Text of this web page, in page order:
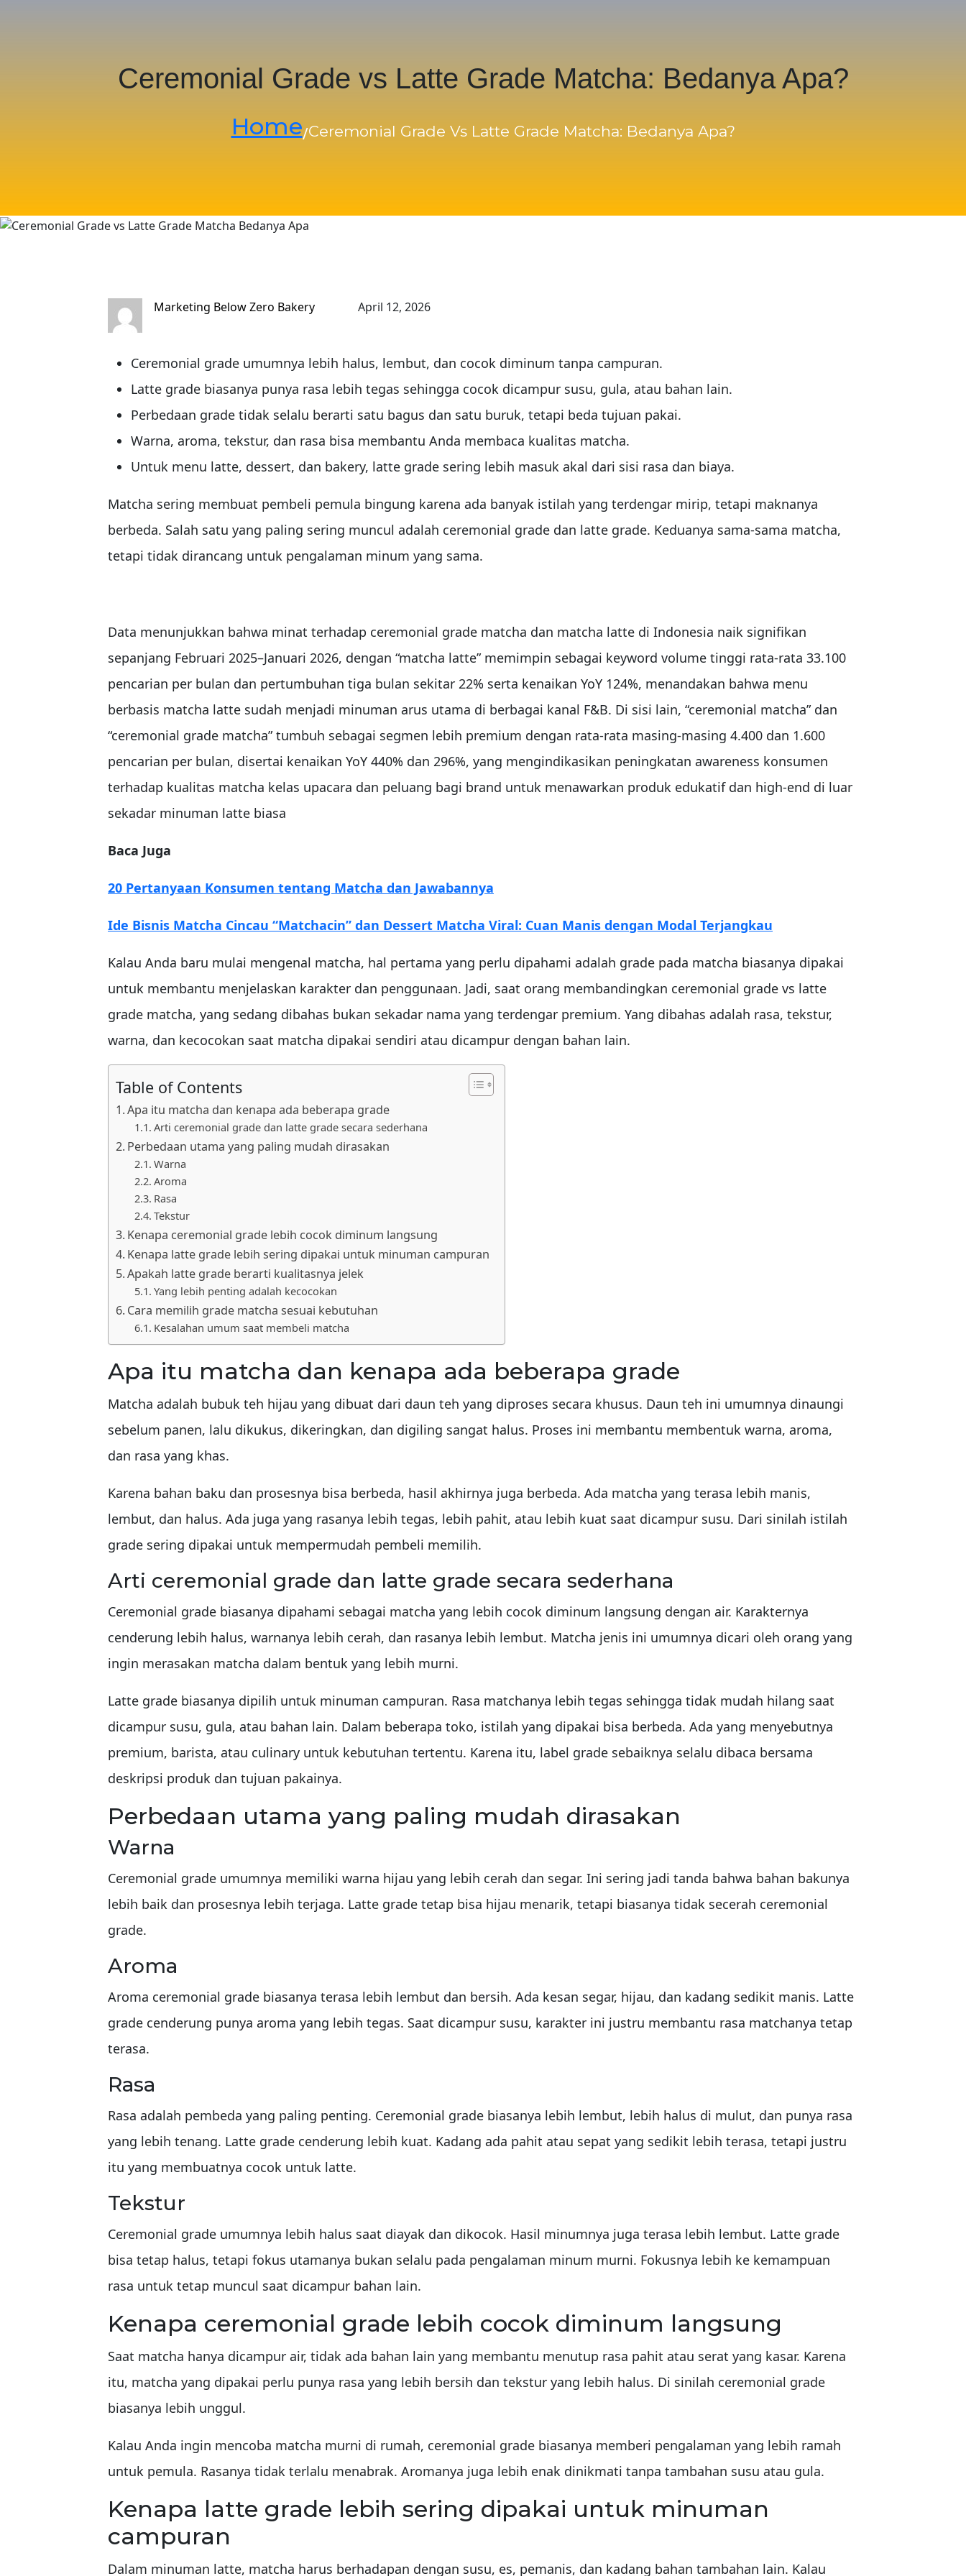
Ceremonial Grade vs Latte Grade Matcha: Bedanya Apa?
Home/Ceremonial Grade Vs Latte Grade Matcha: Bedanya Apa?
Marketing Below Zero Bakery April 12, 2026
Ceremonial grade umumnya lebih halus, lembut, dan cocok diminum tanpa campuran.
Latte grade biasanya punya rasa lebih tegas sehingga cocok dicampur susu, gula, atau bahan lain.
Perbedaan grade tidak selalu berarti satu bagus dan satu buruk, tetapi beda tujuan pakai.
Warna, aroma, tekstur, dan rasa bisa membantu Anda membaca kualitas matcha.
Untuk menu latte, dessert, dan bakery, latte grade sering lebih masuk akal dari sisi rasa dan biaya.
Matcha sering membuat pembeli pemula bingung karena ada banyak istilah yang terdengar mirip, tetapi maknanya
berbeda. Salah satu yang paling sering muncul adalah ceremonial grade dan latte grade. Keduanya sama-sama matcha,
tetapi tidak dirancang untuk pengalaman minum yang sama.
Data menunjukkan bahwa minat terhadap ceremonial grade matcha dan matcha latte di Indonesia naik signifikan
sepanjang Februari 2025–Januari 2026, dengan “matcha latte” memimpin sebagai keyword volume tinggi rata‑rata 33.100
pencarian per bulan dan pertumbuhan tiga bulan sekitar 22% serta kenaikan YoY 124%, menandakan bahwa menu
berbasis matcha latte sudah menjadi minuman arus utama di berbagai kanal F&B. Di sisi lain, “ceremonial matcha” dan
“ceremonial grade matcha” tumbuh sebagai segmen lebih premium dengan rata‑rata masing‑masing 4.400 dan 1.600
pencarian per bulan, disertai kenaikan YoY 440% dan 296%, yang mengindikasikan peningkatan awareness konsumen
terhadap kualitas matcha kelas upacara dan peluang bagi brand untuk menawarkan produk edukatif dan high‑end di luar
sekadar minuman latte biasa
Baca Juga
20 Pertanyaan Konsumen tentang Matcha dan Jawabannya
Ide Bisnis Matcha Cincau “Matchacin” dan Dessert Matcha Viral: Cuan Manis dengan Modal Terjangkau
Kalau Anda baru mulai mengenal matcha, hal pertama yang perlu dipahami adalah grade pada matcha biasanya dipakai
untuk membantu menjelaskan karakter dan penggunaan. Jadi, saat orang membandingkan ceremonial grade vs latte
grade matcha, yang sedang dibahas bukan sekadar nama yang terdengar premium. Yang dibahas adalah rasa, tekstur,
warna, dan kecocokan saat matcha dipakai sendiri atau dicampur dengan bahan lain.
Table of Contents
Apa itu matcha dan kenapa ada beberapa grade
Arti ceremonial grade dan latte grade secara sederhana
Perbedaan utama yang paling mudah dirasakan
Warna
Aroma
Rasa
Tekstur
Kenapa ceremonial grade lebih cocok diminum langsung
Kenapa latte grade lebih sering dipakai untuk minuman campuran
Apakah latte grade berarti kualitasnya jelek
Yang lebih penting adalah kecocokan
Cara memilih grade matcha sesuai kebutuhan
Kesalahan umum saat membeli matcha
Apa itu matcha dan kenapa ada beberapa grade
Matcha adalah bubuk teh hijau yang dibuat dari daun teh yang diproses secara khusus. Daun teh ini umumnya dinaungi
sebelum panen, lalu dikukus, dikeringkan, dan digiling sangat halus. Proses ini membantu membentuk warna, aroma,
dan rasa yang khas.
Karena bahan baku dan prosesnya bisa berbeda, hasil akhirnya juga berbeda. Ada matcha yang terasa lebih manis,
lembut, dan halus. Ada juga yang rasanya lebih tegas, lebih pahit, atau lebih kuat saat dicampur susu. Dari sinilah istilah
grade sering dipakai untuk mempermudah pembeli memilih.
Arti ceremonial grade dan latte grade secara sederhana
Ceremonial grade biasanya dipahami sebagai matcha yang lebih cocok diminum langsung dengan air. Karakternya
cenderung lebih halus, warnanya lebih cerah, dan rasanya lebih lembut. Matcha jenis ini umumnya dicari oleh orang yang
ingin merasakan matcha dalam bentuk yang lebih murni.
Latte grade biasanya dipilih untuk minuman campuran. Rasa matchanya lebih tegas sehingga tidak mudah hilang saat
dicampur susu, gula, atau bahan lain. Dalam beberapa toko, istilah yang dipakai bisa berbeda. Ada yang menyebutnya
premium, barista, atau culinary untuk kebutuhan tertentu. Karena itu, label grade sebaiknya selalu dibaca bersama
deskripsi produk dan tujuan pakainya.
Perbedaan utama yang paling mudah dirasakan
Warna
Ceremonial grade umumnya memiliki warna hijau yang lebih cerah dan segar. Ini sering jadi tanda bahwa bahan bakunya
lebih baik dan prosesnya lebih terjaga. Latte grade tetap bisa hijau menarik, tetapi biasanya tidak secerah ceremonial
grade.
Aroma
Aroma ceremonial grade biasanya terasa lebih lembut dan bersih. Ada kesan segar, hijau, dan kadang sedikit manis. Latte
grade cenderung punya aroma yang lebih tegas. Saat dicampur susu, karakter ini justru membantu rasa matchanya tetap
terasa.
Rasa
Rasa adalah pembeda yang paling penting. Ceremonial grade biasanya lebih lembut, lebih halus di mulut, dan punya rasa
yang lebih tenang. Latte grade cenderung lebih kuat. Kadang ada pahit atau sepat yang sedikit lebih terasa, tetapi justru
itu yang membuatnya cocok untuk latte.
Tekstur
Ceremonial grade umumnya lebih halus saat diayak dan dikocok. Hasil minumnya juga terasa lebih lembut. Latte grade
bisa tetap halus, tetapi fokus utamanya bukan selalu pada pengalaman minum murni. Fokusnya lebih ke kemampuan
rasa untuk tetap muncul saat dicampur bahan lain.
Kenapa ceremonial grade lebih cocok diminum langsung
Saat matcha hanya dicampur air, tidak ada bahan lain yang membantu menutup rasa pahit atau serat yang kasar. Karena
itu, matcha yang dipakai perlu punya rasa yang lebih bersih dan tekstur yang lebih halus. Di sinilah ceremonial grade
biasanya lebih unggul.
Kalau Anda ingin mencoba matcha murni di rumah, ceremonial grade biasanya memberi pengalaman yang lebih ramah
untuk pemula. Rasanya tidak terlalu menabrak. Aromanya juga lebih enak dinikmati tanpa tambahan susu atau gula.
Kenapa latte grade lebih sering dipakai untuk minuman
campuran
Dalam minuman latte, matcha harus berhadapan dengan susu, es, pemanis, dan kadang bahan tambahan lain. Kalau